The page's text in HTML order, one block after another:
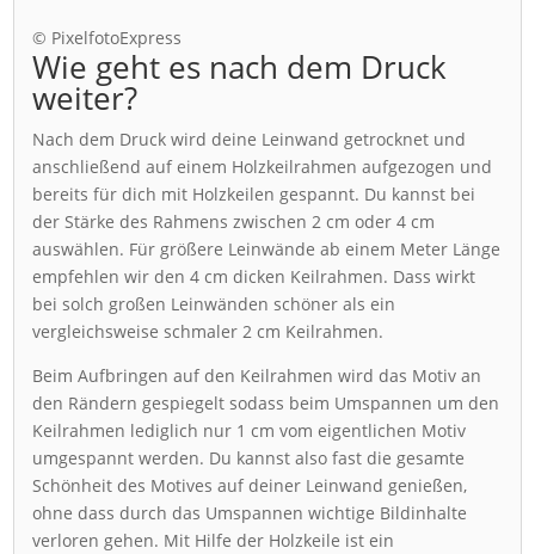
© PixelfotoExpress
Wie geht es nach dem Druck
weiter?
Nach dem Druck wird deine Leinwand getrocknet und
anschließend auf einem Holzkeilrahmen aufgezogen und
bereits für dich mit Holzkeilen gespannt. Du kannst bei
der Stärke des Rahmens zwischen 2 cm oder 4 cm
auswählen. Für größere Leinwände ab einem Meter Länge
empfehlen wir den 4 cm dicken Keilrahmen. Dass wirkt
bei solch großen Leinwänden schöner als ein
vergleichsweise schmaler 2 cm Keilrahmen.
Beim Aufbringen auf den Keilrahmen wird das Motiv an
den Rändern gespiegelt sodass beim Umspannen um den
Keilrahmen lediglich nur 1 cm vom eigentlichen Motiv
umgespannt werden. Du kannst also fast die gesamte
Schönheit des Motives auf deiner Leinwand genießen,
ohne dass durch das Umspannen wichtige Bildinhalte
verloren gehen. Mit Hilfe der Holzkeile ist ein